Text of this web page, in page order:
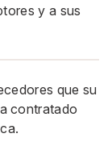
y a sus
que su
contratado